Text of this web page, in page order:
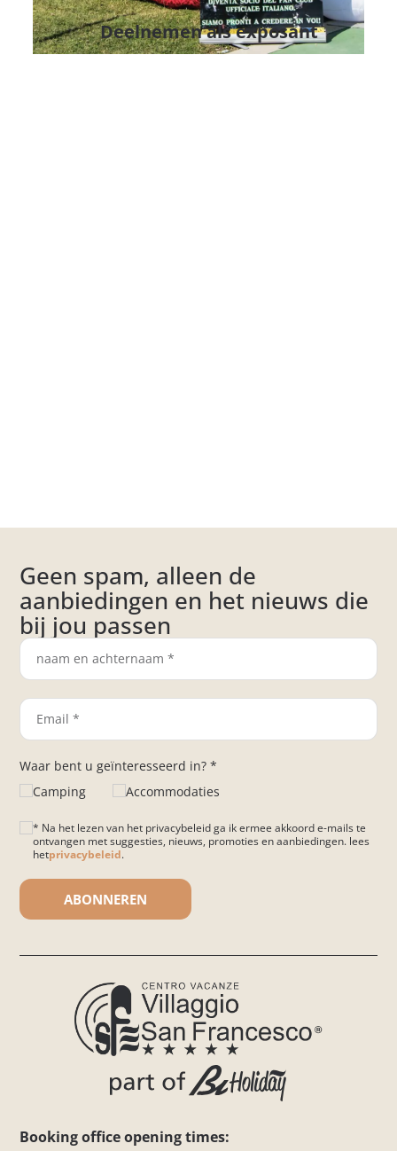
Deelnemen als exposant
Geen spam, alleen de
aanbiedingen en het nieuws die
bij jou passen
Waar bent u geïnteresseerd in? *
Camping
Accommodaties
* Na het lezen van het privacybeleid ga ik ermee akkoord e-mails te
ontvangen met suggesties, nieuws, promoties en aanbiedingen. lees
hetprivacybeleid.
Booking office opening times: